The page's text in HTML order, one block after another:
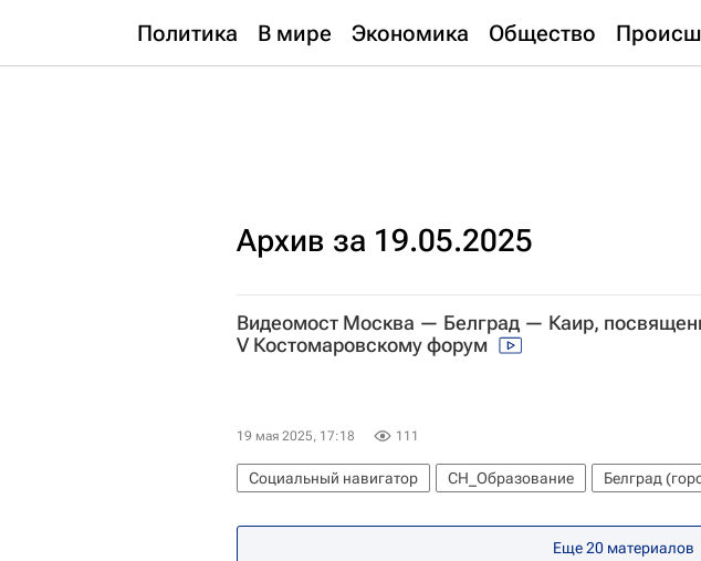
Политика В мире Экономика Общество
Архив за 19.05.2025
Видеомост Москва — Белград — Каир,
V Костомаровскому форум
19 мая 2025, 17:18 111
Социальный навигатор СН_Образование Белград
Еще 20 материалов